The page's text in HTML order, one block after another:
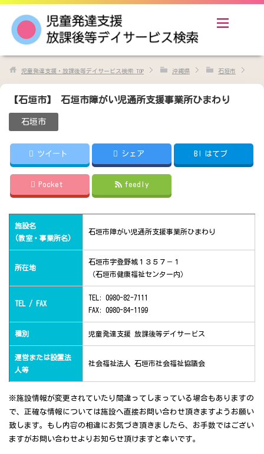
児童発達支援・放課後等デイサービス検索 TOP 沖縄県 石垣市
【石垣市】 石垣市障がい児通所支援事業所ひまわり
石垣市
ツイート シェア B! はてブ
Pocket feedly
施設名
(教室・事業所名)
石垣市障がい児通所支援事業所ひまわり
所在地
石垣市字登野城１３５７－１
（石垣市健康福祉センター内）
TEL / FAX
TEL: 0980-82-7111
FAX: 0980-84-1199
種別 児童発達支援 放課後等デイサービス
運営または設置法
人等
社会福祉法人 石垣市社会福祉協議会
※施設情報が変更されていたり間違ってしまっている場合もありますの
で、正確な情報については施設へ直接お問い合わせ頂きますようお願い
致します。もし内容の相違にお気づき頂きましたら、お手数ではござい
ますがお問い合わせよりお知らせ頂けますと幸いです。